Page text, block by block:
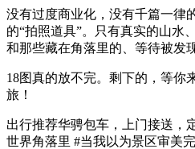
没有过度商业化，没有千篇一律
的“拍照道具”。只有真实的山水
和那些藏在角落里的、等待被发
18图真的放不完。剩下的，等你
旅！
出行推荐华骋包车，上门接送，
世界角落里 #当我以为景区审美